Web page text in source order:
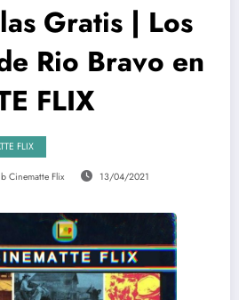
Gratis | Los
Rio Bravo en
FLIX
FLIX
Cinematte Flix 13/04/2021